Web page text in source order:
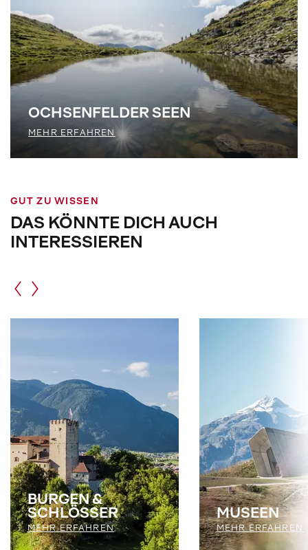
OCHSENFELDER SEEN
MEHR ERFAHREN
GUT ZU WISSEN
DAS KÖNNTE DICH AUCH
INTERESSIEREN
BURGEN &
SCHLÖSSER
MEHR ERFAHREN
MUSEEN
MEHR ERFAHREN